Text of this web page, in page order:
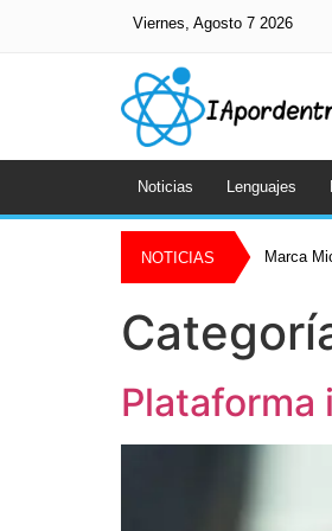
Viernes, Agosto 7 2026
Noticias Lenguajes
NOTICIAS Gafas
Plataforma